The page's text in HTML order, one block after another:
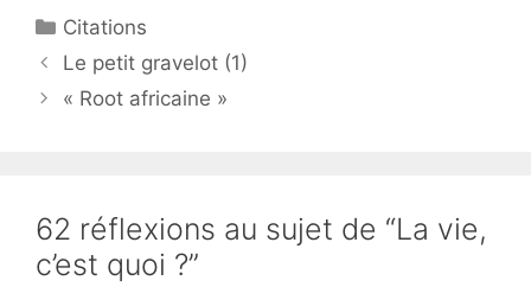
Catégories
Citations
Le petit gravelot (1)
« Root africaine »
62 réflexions au sujet de “La vie,
c’est quoi ?”